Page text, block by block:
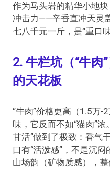
作为马头岩的精华小地
冲击力——辛香直冲天灵
七八千元一斤，是“重口
2. 牛栏坑（“牛肉
的天花板
“牛肉”价格更高（1.5万-
味，它反而不如“猫肉”
甘活”做到了极致：香气
口有“活泼感”，不是沉
山场韵（矿物质感），